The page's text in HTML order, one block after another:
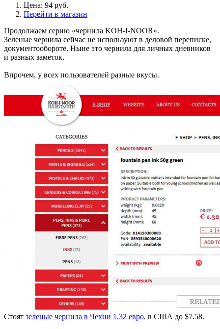
Цена: 94 руб.
Перейти в магазин
Продолжаем серию «чернила KOH-I-NOOR».
Зеленые чернила сейчас не используют в деловой переписке,
документообороте. Ныне это чернила для личных дневников
и разных заметок.
Впрочем, у всех пользователей разные вкусы.
Стоят зеленые чернила в Чехии 1,32 евро, в США до $7.58.